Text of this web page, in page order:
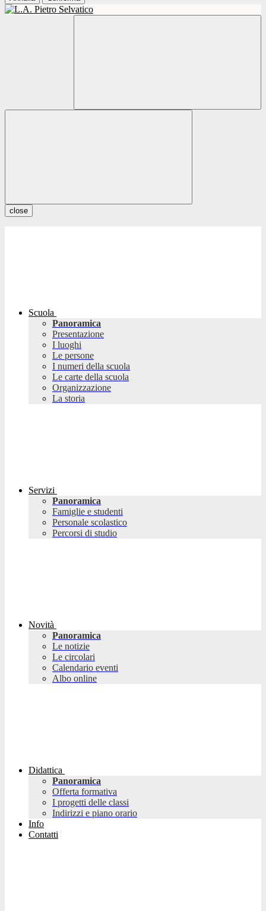
close
Scuola
Panoramica
Presentazione
I luoghi
Le persone
I numeri della scuola
Le carte della scuola
Organizzazione
La storia
Servizi
Panoramica
Famiglie e studenti
Personale scolastico
Percorsi di studio
Novità
Panoramica
Le notizie
Le circolari
Calendario eventi
Albo online
Didattica
Panoramica
Offerta formativa
I progetti delle classi
Indirizzi e piano orario
Info
Contatti